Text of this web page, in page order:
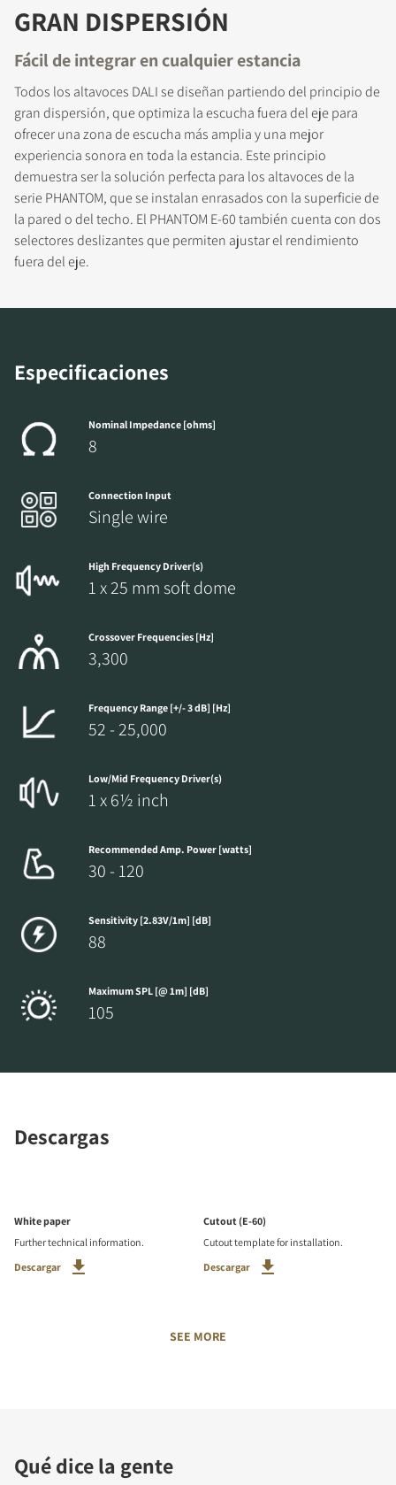
GRAN DISPERSIÓN
Fácil de integrar en cualquier estancia
Todos los altavoces DALI se diseñan partiendo del principio de
gran dispersión, que optimiza la escucha fuera del eje para
ofrecer una zona de escucha más amplia y una mejor
experiencia sonora en toda la estancia. Este principio
demuestra ser la solución perfecta para los altavoces de la
serie PHANTOM, que se instalan enrasados con la superficie de
la pared o del techo. El PHANTOM E-60 también cuenta con dos
selectores deslizantes que permiten ajustar el rendimiento
fuera del eje.
Especificaciones
Nominal Impedance [ohms]
8
Connection Input
Single wire
High Frequency Driver(s)
1 x 25 mm soft dome
Crossover Frequencies [Hz]
3,300
Frequency Range [+/- 3 dB] [Hz]
52 - 25,000
Low/Mid Frequency Driver(s)
1 x 6½ inch
Recommended Amp. Power [watts]
30 - 120
Sensitivity [2.83V/1m] [dB]
88
Maximum SPL [@ 1m] [dB]
105
Descargas
White paper
Further technical information.
Descargar
Cutout (E-60)
Cutout template for installation.
Descargar
SEE MORE
REGÍSTRATE PARA
DESCARGAR
Rellena el formulario de registro y accede al
instante a todos los archivos para descargar
bloqueados de nuestra web.
Qué dice la gente